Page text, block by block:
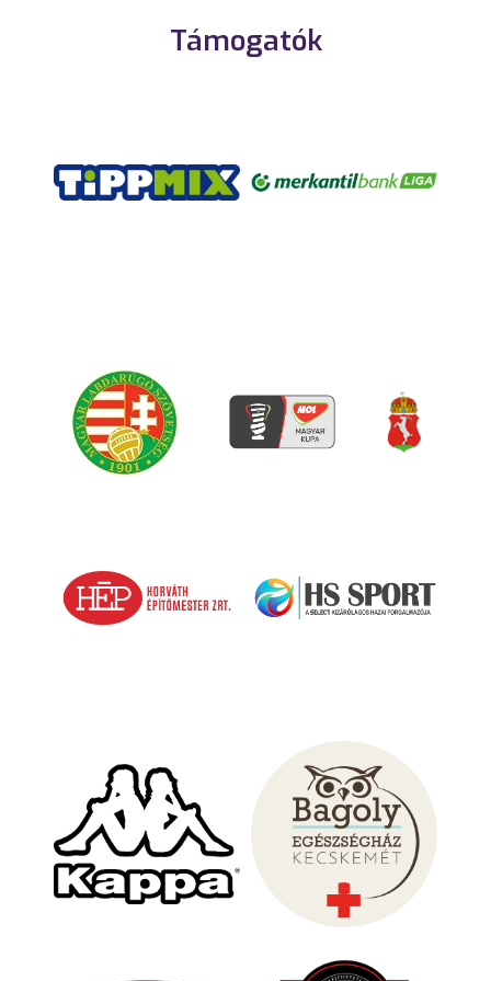
Támogatók